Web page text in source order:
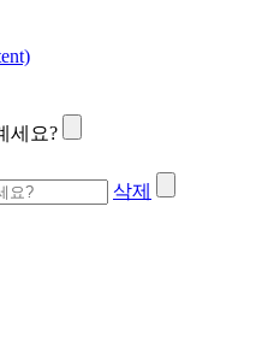
세요?
삭제